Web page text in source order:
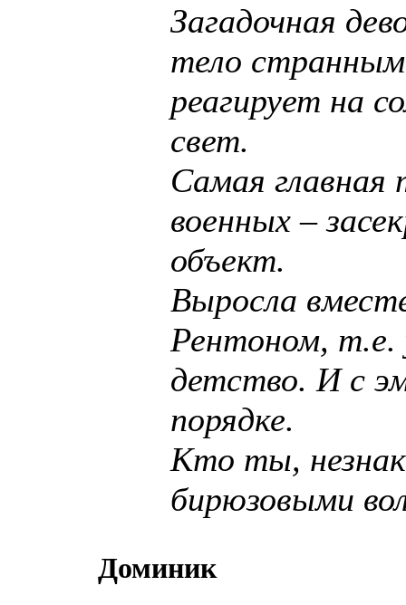
Загадочная
тело
реагирует на
свет.
Самая главная
военных –
объект.
Выросла
Рентоном, т.е.
детство. И с
порядке.
Кто ты,
бирюзовыми
Доминик